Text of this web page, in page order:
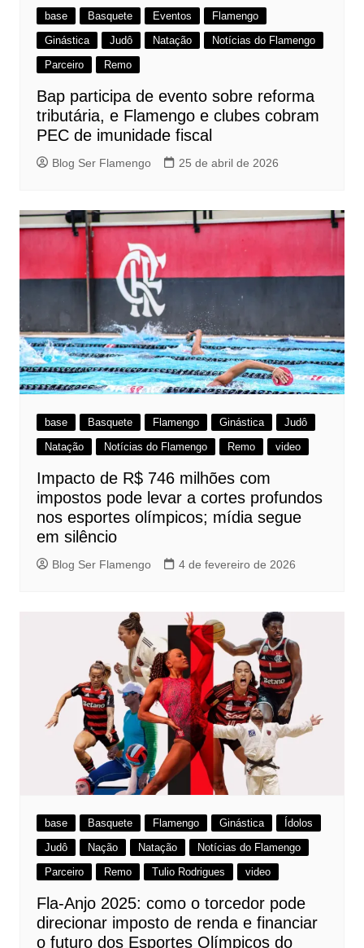
base Basquete Eventos
Flamengo
Ginástica
Judô Natação
Notícias do Flamengo
Parceiro
Remo
Bap participa de evento sobre reforma
tributária, e Flamengo e clubes cobram
PEC de imunidade fiscal
Blog Ser Flamengo 25 de abril de 2026
base Basquete Flamengo Ginástica
Judô
Natação
Notícias do Flamengo Remo video
Impacto de R$ 746 milhões com
impostos pode levar a cortes profundos
nos esportes olímpicos; mídia segue
em silêncio
Blog Ser Flamengo 4 de fevereiro de 2026
base Basquete Flamengo Ginástica
Ídolos
Judô
Nação Natação
Notícias do Flamengo
Parceiro
Remo Tulio Rodrigues video
Fla-Anjo 2025: como o torcedor pode
direcionar imposto de renda e financiar
o futuro dos Esportes Olímpicos do